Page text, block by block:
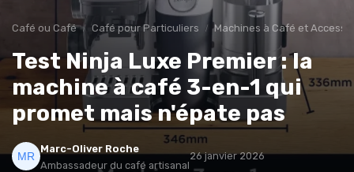
Café ou Café Café pour Particuliers Machines à Café et
Test Ninja Luxe Premier : la
machine à café 3-en-1 qui
promet mais n'épate pas
Marc-Oliver Roche
Ambassadeur du café artisanal
26 janvier 2026
Bons plans Guides d'achat
Conseils barista Avant-première
→ Je rejoins le club